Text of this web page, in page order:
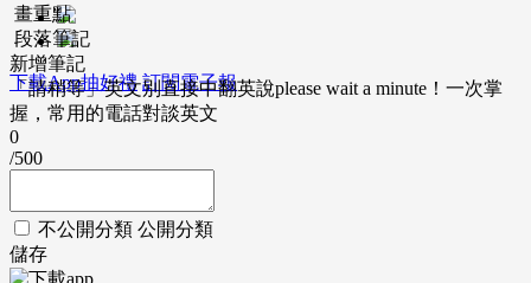
下載App抽好禮 訂閱電子報
畫重點
段落筆記
新增筆記
「請稍等」英文別直接中翻英說please wait a minute！一次掌
握，常用的電話對談英文
0
/500
不公開分類 公開分類
儲存